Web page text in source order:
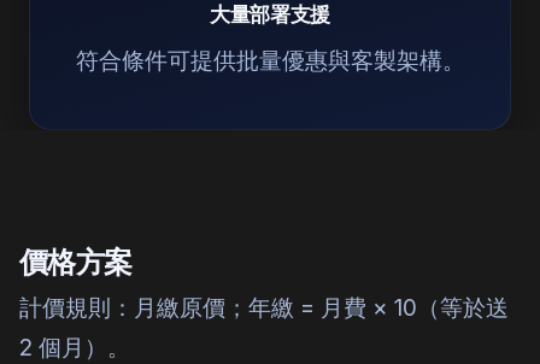
大量部署支援
符合條件可提供批量優惠與客製架構。
價格方案
計價規則：月繳原價；年繳 = 月費 × 10（等於送
2 個月）。